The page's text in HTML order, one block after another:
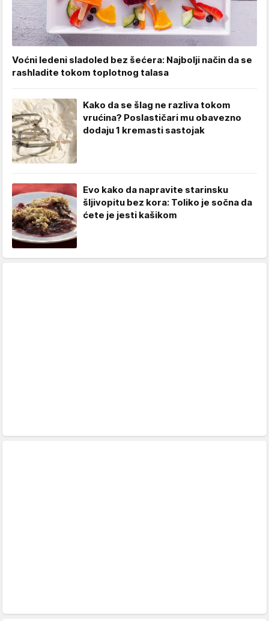
Voćni ledeni sladoled bez šećera: Najbolji način da se
rashladite tokom toplotnog talasa
Kako da se šlag ne razliva tokom
vrućina? Poslastičari mu obavezno
dodaju 1 kremasti sastojak
Evo kako da napravite starinsku
šljivopitu bez kora: Toliko je sočna da
ćete je jesti kašikom